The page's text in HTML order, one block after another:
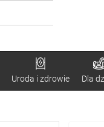
Uroda i zdrowie Dla